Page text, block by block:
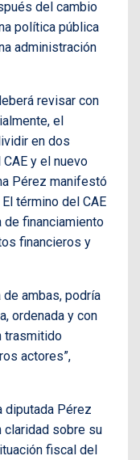
del cambio
política pública
administración
revisar con
el
en dos
y el nuevo
Pérez manifestó
término del CAE
de financiamiento
financieros y
ambas, podría
ordenada y con
trasmitido
actores”,
diputada Pérez
claridad sobre su
fiscal del